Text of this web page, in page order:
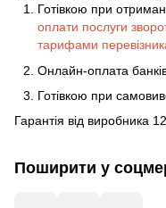
Готівкою при
оплати послуги
тарифами
Онлайн-оплата
Готівкою при
Гарантія від виробника
Поширити у